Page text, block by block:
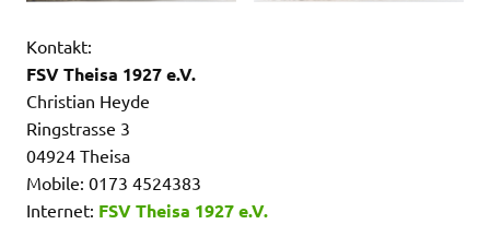
Kontakt:
FSV Theisa 1927 e.V.
Christian Heyde
Ringstrasse 3
04924 Theisa
Mobile: 0173 4524383
Internet: FSV Theisa 1927 e.V.